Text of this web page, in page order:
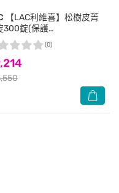
【LAC利維喜】松樹皮菁
300錠(保護
OPCs發現者專利/熱
打)
(0)